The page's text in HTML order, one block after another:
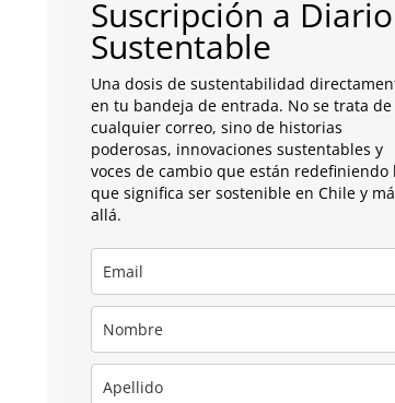
Suscripción a Diario
Sustentable
Una dosis de sustentabilidad
en tu bandeja de entrada. No se trata de
cualquier correo, sino de historias
poderosas, innovaciones sustentables y
voces de cambio que están redefiniendo
que significa ser sostenible en Chile y
allá.